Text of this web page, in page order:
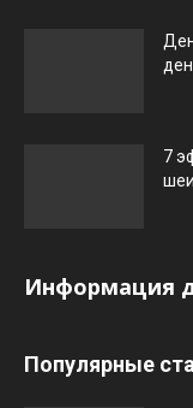
7
шеи
Информация
Популярные